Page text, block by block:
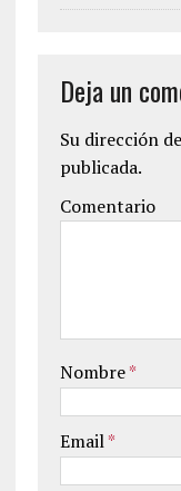
Deja un
Su dirección
publicada.
Comentario
Nombre*
Email*